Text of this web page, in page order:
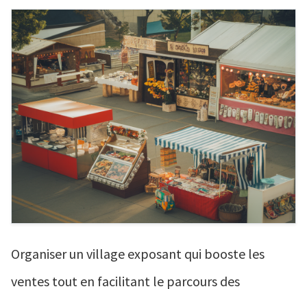
Organiser un village exposant qui booste les
ventes tout en facilitant le parcours des